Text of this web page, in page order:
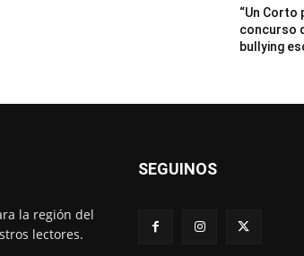
“Un Corto
concurso
bullying
la región del
lectores.
SEGUINOS